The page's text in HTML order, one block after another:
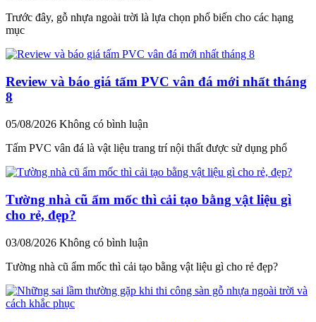
Trước đây, gỗ nhựa ngoài trời là lựa chọn phổ biến cho các hạng
mục
Review và báo giá tấm PVC vân đá mới nhất tháng
8
05/08/2026 Không có bình luận
Tấm PVC vân đá là vật liệu trang trí nội thất được sử dụng phổ
Tường nhà cũ ẩm mốc thì cải tạo bằng vật liệu gì
cho rẻ, đẹp?
03/08/2026 Không có bình luận
Tường nhà cũ ẩm mốc thì cải tạo bằng vật liệu gì cho rẻ đẹp?